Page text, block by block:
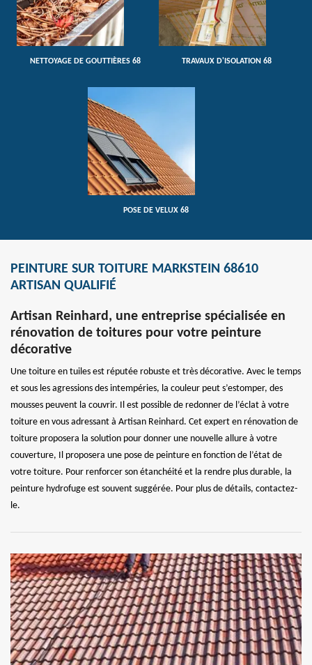
NETTOYAGE DE GOUTTIÈRES 68 TRAVAUX D'ISOLATION 68
POSE DE VELUX 68
PEINTURE SUR TOITURE MARKSTEIN 68610
ARTISAN QUALIFIÉ
Artisan Reinhard, une entreprise spécialisée en
rénovation de toitures pour votre peinture
décorative
Une toiture en tuiles est réputée robuste et très décorative. Avec le temps
et sous les agressions des intempéries, la couleur peut s’estomper, des
mousses peuvent la couvrir. Il est possible de redonner de l’éclat à votre
toiture en vous adressant à Artisan Reinhard. Cet expert en rénovation de
toiture proposera la solution pour donner une nouvelle allure à votre
couverture, Il proposera une pose de peinture en fonction de l’état de
votre toiture. Pour renforcer son étanchéité et la rendre plus durable, la
peinture hydrofuge est souvent suggérée. Pour plus de détails, contactez-
le.